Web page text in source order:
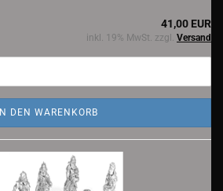
41,00 EUR
inkl. 19% MwSt. zzgl. Versand
IN DEN WARENKORB